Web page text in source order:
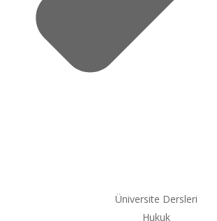
Üniversite Dersleri
Hukuk